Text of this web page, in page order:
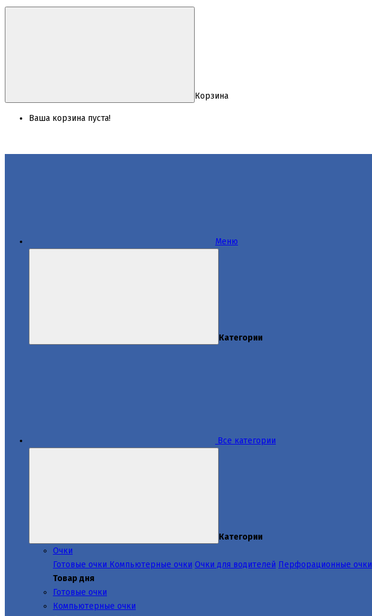
Корзина
Ваша корзина пуста!
Меню
Категории
Все категории
Категории
Очки
Готовые очки Компьютерные очки Очки для водителей Перфорационные очки
Товар дня
Готовые очки
Компьютерные очки